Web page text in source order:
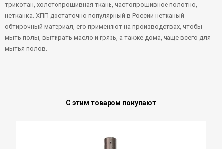
трикотан, холстопрошивная ткань, частопрошивное полотно,
нетканка. ХПП достаточно популярный в России нетканый
обтирочный материал, его применяют на производствах, чтобы
мыть полы, вытирать масло и грязь, а также дома, чаще всего для
мытья полов.
С этим товаром покупают